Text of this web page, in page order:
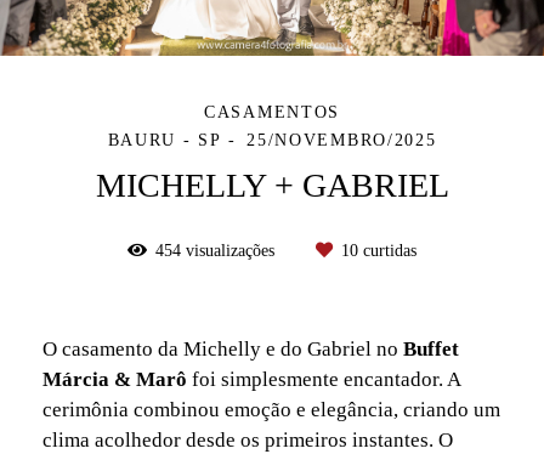
CASAMENTOS
BAURU - SP
25/NOVEMBRO/2025
MICHELLY + GABRIEL
454 visualizações 10 curtidas
O casamento da Michelly e do Gabriel no Buffet
Márcia & Marô foi simplesmente encantador. A
cerimônia combinou emoção e elegância, criando um
clima acolhedor desde os primeiros instantes. O